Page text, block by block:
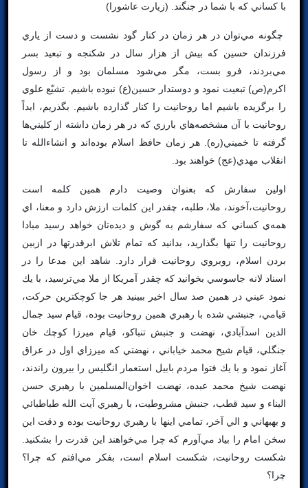
با كساني كه با شما در جنگند. (زيارت عاشورا)
چگونه مي‌توان در هر زمان در كنار گود نشست و دست از ياري
فرزندان حسين كه بيش از هزار سال در شكنجه و تبعيد بسر
مي‌بردند، فرو بست، مگر مي‌شود مسلمان بود و از رسول
اكرم(ص) تبعيت نمود و دوستدار حسين(ع) نبوده باشيم. تشيّع علوي
را برگزيده باشيم اما روحانيت را كنار گذارده باشيم. بگذريم، ابداً
روحانيت با آن مشخصه‌هاي بارزي كه در هر زمان داشته از كليني‌ها
گرفته تا خميني(ره). هر زمان حافظ اسلام بوده‌اند و انشاءالله تا
انقلاب مهدي(عج) خواهند بود.
اولين سفارش كه بعنوان وصيت دارم همين كلمه است
روحانيت،آخوند، ملا، طلبه، چقدر اين كلمات ارزش دارد و معنا، اي
همه‌ي كساني كه سفارشم به گوش و ديده‌تان خواهد رسيد مبادا
روحانيت را تنها بگذاريد، بدانيد كه تمام تلاش ابرقدرتها در ازبين
بردن اسلام، روبروي روحانيت قرار دارد. شاهد اين مدعا را در
اسناد لانه جاسوسي بخوانيد كه چقدر آمريكا از ملا مي‌ترسيد، با يك
نمود عيني در همين صد سال اخير ببينيد هر جا كوچكترين حركت،
قيامي، جنبشي شده با رهبري همين روحانيت بوده، قيام سيد جمال
الدين اسدآبادي، نهضت و جنبش تنباكو، قيام ميرزا كوچك خان
جنگلي، قيام شيخ محمد خياباني ، نهضتي كه ميرزاي اول در عراق
آغاز نمود و با يك فتوا مردم بابيل استعمار انگليس را بيرون راندند،
نهضت شيخ محمد عبده، نهضت اخوان‌المسلمين با رهبري حسن
البناء و سيد قطب، جنبش مشروطيت، با رهبري آيت الله طباطبائي
و بهبهاني و الي آخر، تمامي اينها با رهبري روحانيت بوده و دقت اين
سخن امام را بياد مي‌آورم كه چرا مي‌خواهند اين قدرت را بشكنيد.
شكست روحانيت، شكست اسلام است، بفكر مي‌افتم كه چرا؟
چرا؟